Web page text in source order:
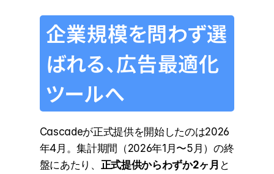
企業規模を問わず選
ばれる、広告最適化
ツールへ
Cascadeが正式提供を開始したのは2026
年4月。集計期間（2026年1月〜5月）の終
盤にあたり、 正式提供からわずか2ヶ月 と